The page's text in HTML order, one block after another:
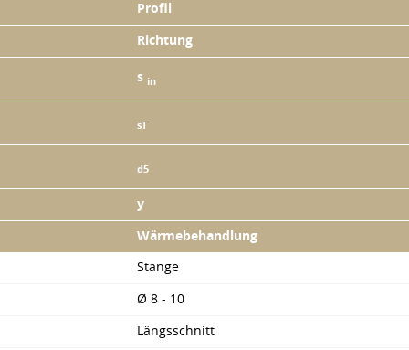
Profil
Richtung
s in
sT
d5
y
Wärmebehandlung
Stange
Ø 8 - 10
Längsschnitt